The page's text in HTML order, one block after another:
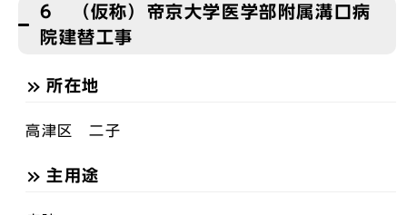
6 （仮称）帝京大学医学部附属溝口病
院建替工事
所在地
高津区 二子
主用途